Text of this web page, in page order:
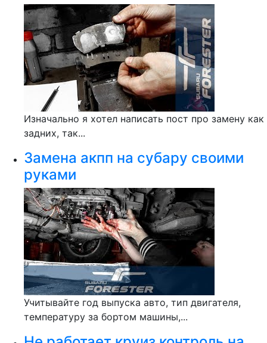
Изначально я хотел написать пост про замену как
задних, так...
Замена акпп на субару своими
руками
Учитывайте год выпуска авто, тип двигателя,
температуру за бортом машины,...